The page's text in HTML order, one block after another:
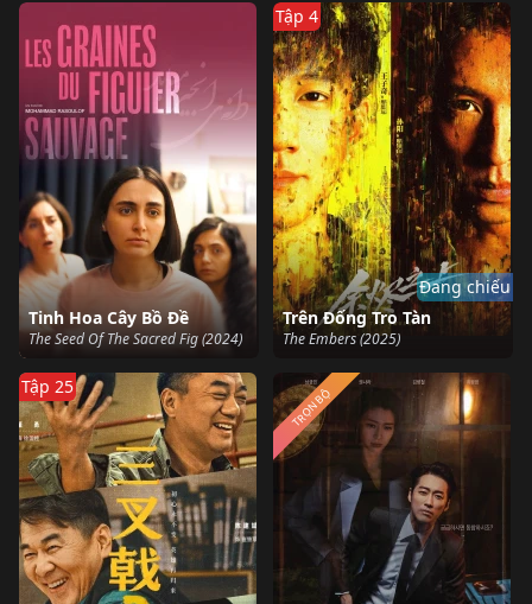
Tinh Hoa Cây Bồ Đề
The Seed Of The Sacred Fig (2024)
Trên Đống Tro Tàn
The Embers (2025)
Tập 4
Đang chiếu
Tập 25 TRỌN BỘ